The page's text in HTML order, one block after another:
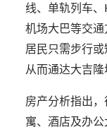
线、单轨列车
机场大巴等交通
居民只需步行或
从而通达大吉隆
房产分析指出
寓、酒店及办